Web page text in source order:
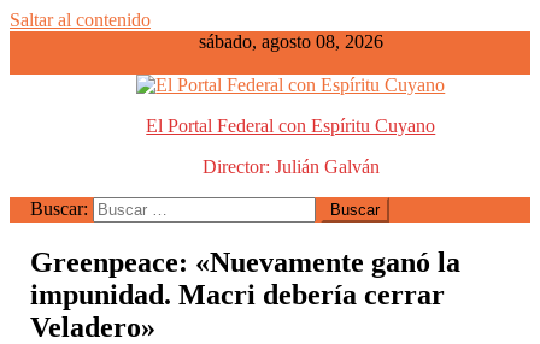
Saltar al contenido
sábado, agosto 08, 2026
El Portal Federal con Espíritu Cuyano
Director: Julián Galván
Buscar:
Greenpeace: «Nuevamente ganó la
impunidad. Macri debería cerrar
Veladero»